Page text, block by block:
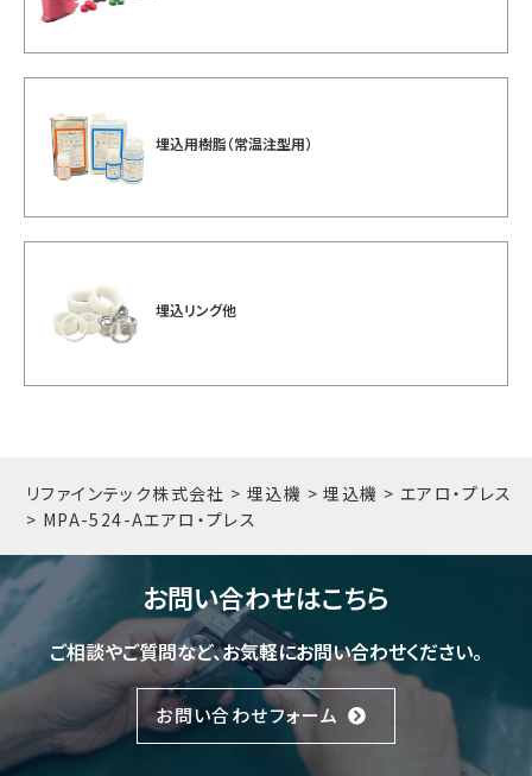
埋込用樹脂（常温注型用）
埋込リング他
リファインテック株式会社 >埋込機 >埋込機 > エアロ・プレス
> MPA-524-Aエアロ・プレス
お問い合わせはこちら
ご相談やご質問など、お気軽にお問い合わせください。
お問い合わせフォーム